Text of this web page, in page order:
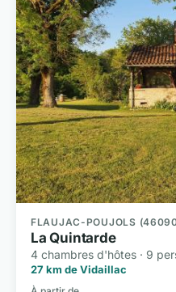
FLAUJAC-POUJOLS
La Quintarde
4 chambres d'hôtes · 9
27 km de Vidaillac